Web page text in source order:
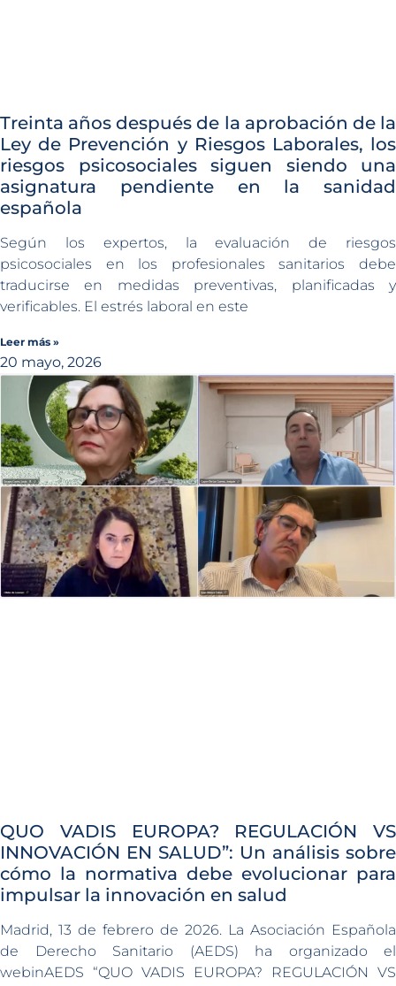
Treinta años después de la aprobación de la
Ley de Prevención y Riesgos Laborales, los
riesgos psicosociales siguen siendo una
asignatura pendiente en la sanidad
española
Según los expertos, la evaluación de riesgos
psicosociales en los profesionales sanitarios debe
traducirse en medidas preventivas, planificadas y
verificables. El estrés laboral en este
Leer más »
20 mayo, 2026
QUO VADIS EUROPA? REGULACIÓN VS
INNOVACIÓN EN SALUD”: Un análisis sobre
cómo la normativa debe evolucionar para
impulsar la innovación en salud
Madrid, 13 de febrero de 2026. La Asociación Española
de Derecho Sanitario (AEDS) ha organizado el
webinAEDS “QUO VADIS EUROPA? REGULACIÓN VS